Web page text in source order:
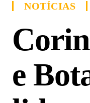
NOTÍCIAS
e